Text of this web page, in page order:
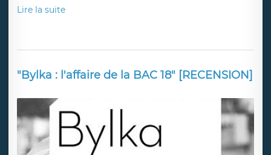
Lire la suite
"Bylka : l'affaire de la BAC 18" [RECENSION]